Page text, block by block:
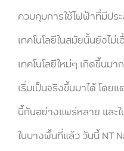
ควบคุมการใช้ไฟฟ้าที่มีปร
เทคโนโลยีในสมัยนั้นยังไ
เทคโนโลยีใหม่ๆ เกิดขึ้นม
เริ่มเป็นจริงขึ้นมาได้ โดย
นี้กันอย่างแพร่หลาย และใ
ในบางพื้นที่แล้ว วันนี้ NT